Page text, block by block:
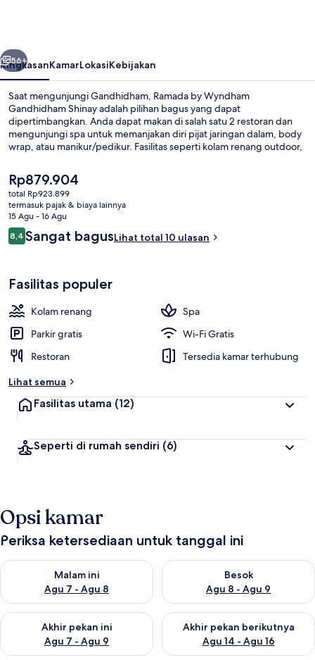
Berikutnya
56+
RingkasanKamarLokasiKebijakan
Saat mengunjungi Gandhidham, Ramada by Wyndham
Gandhidham Shinay adalah pilihan bagus yang dapat
dipertimbangkan. Anda dapat makan di salah satu 2 restoran dan
mengunjungi spa untuk memanjakan diri pijat jaringan dalam, body
wrap, atau manikur/pedikur. Fasilitas seperti kolam renang outdoor,
Art Deco ini.
Harga
saat
ini
Rp879.904
Rp879.904
total Rp923.899
termasuk pajak & biaya lainnya
15 Agu - 16 Agu
Ulasan
8,48,4 dari 10
Sangat bagusLihat total 10 ulasan
Fasilitas populer
Kolam renang
Spa
Parkir gratis
Wi-Fi Gratis
Restoran
Tersedia kamar terhubung
Lihat semua
Fasilitas utama (12)
Seperti di rumah sendiri (6)
Opsi kamar
Periksa ketersediaan untuk tanggal ini
Malam ini
Agu 7 - Agu 8
Periksa ketersediaan untuk malam ini Agu 7 - Agu 8
Besok
Agu 8 - Agu 9
Periksa ketersediaan untuk
Akhir pekan ini
Agu 7 - Agu 9
Periksa ketersediaan untuk akhir pekan ini Agu 7 - Agu 9
Akhir pekan berikutnya
Agu 14 - Agu 16
Periksa ketersediaan untuk